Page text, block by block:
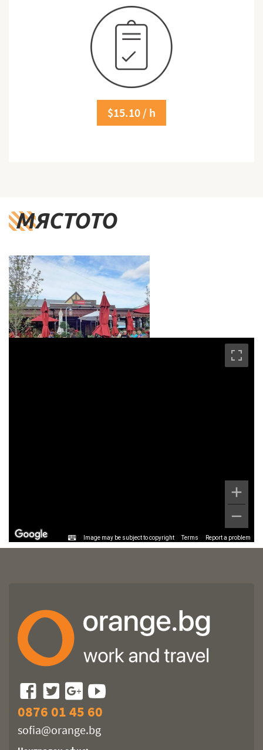
$15.10 / h
МЯСТОТО
Image may be subject to copyright Terms Report a problem
0876 01 45 60
sofia@orange.bg